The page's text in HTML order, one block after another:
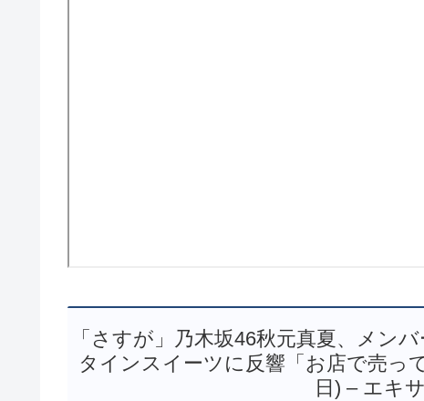
「さすが」乃木坂46秋元真夏、メン
タインスイーツに反響「お店で売
日) – エキ